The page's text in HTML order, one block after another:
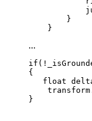
        }
    }
...
{
float
}